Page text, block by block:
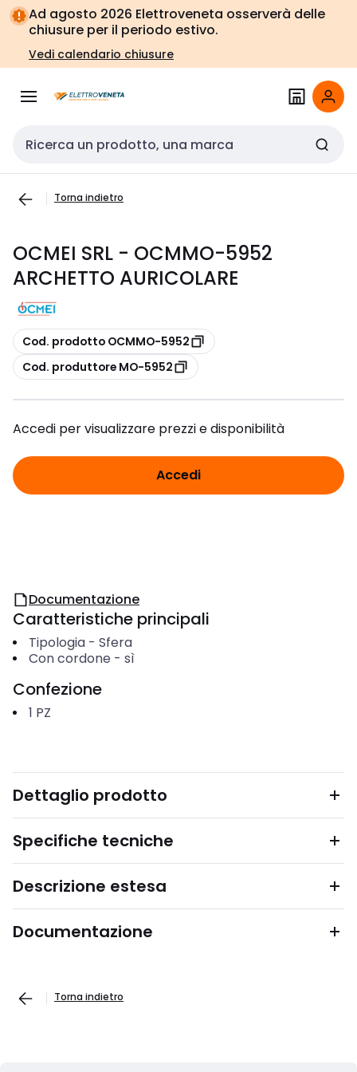
Vai alla
navigazione
Vai
alla
pagina
Ad agosto 2026 Elettroveneta osserverà delle
chiusure per il periodo estivo.
Vedi calendario chiusure
Cerca input
Torna indietro
OCMEI SRL - OCMMO-5952
ARCHETTO AURICOLARE
copia
Cod. prodotto OCMMO-5952
copia
Cod. produttore MO-5952
Accedi per visualizzare prezzi e disponibilità
Accedi
Documentazione
Caratteristiche principali
Tipologia- Sfera
Con cordone - sì
Confezione
1 PZ
Dettaglio prodotto
Specifiche tecniche
Descrizione estesa
Documentazione
Torna indietro